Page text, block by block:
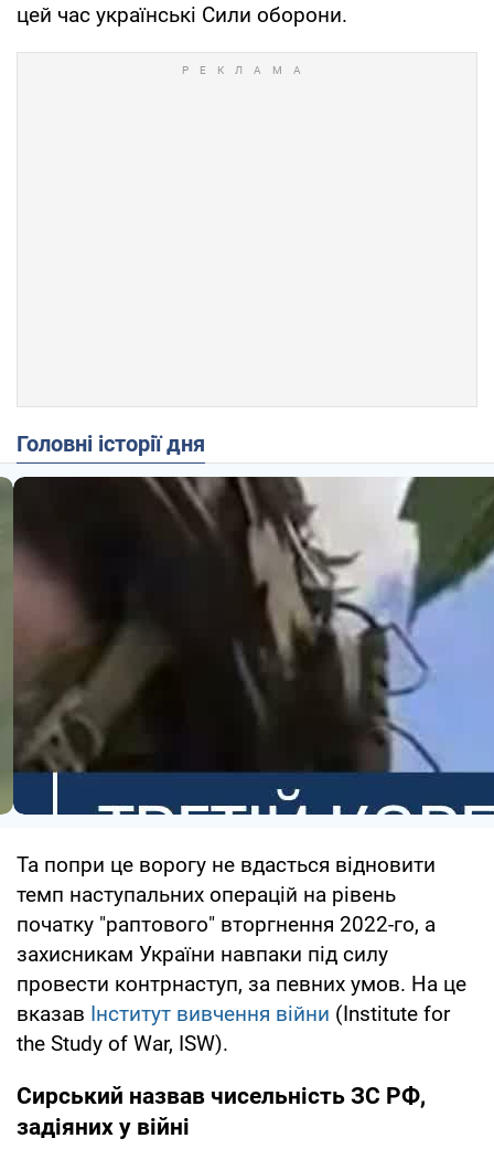
цей час українські Сили оборони.
Головні історії дня
Та попри це ворогу не вдасться відновити
темп наступальних операцій на рівень
початку "раптового" вторгнення 2022-го, а
захисникам України навпаки під силу
провести контрнаступ, за певних умов. На це
вказав Інститут вивчення війни (Institute for
the Study of War, ISW).
Сирський назвав чисельність ЗС РФ,
задіяних у війні